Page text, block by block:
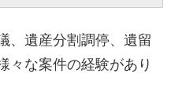
、遺産分割調停、遺留
々な案件の経験があり